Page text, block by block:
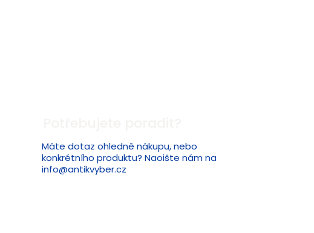
Máte dotaz ohledně nákupu, nebo
konkrétního produktu? Naoište nám na
info@antikvyber.cz